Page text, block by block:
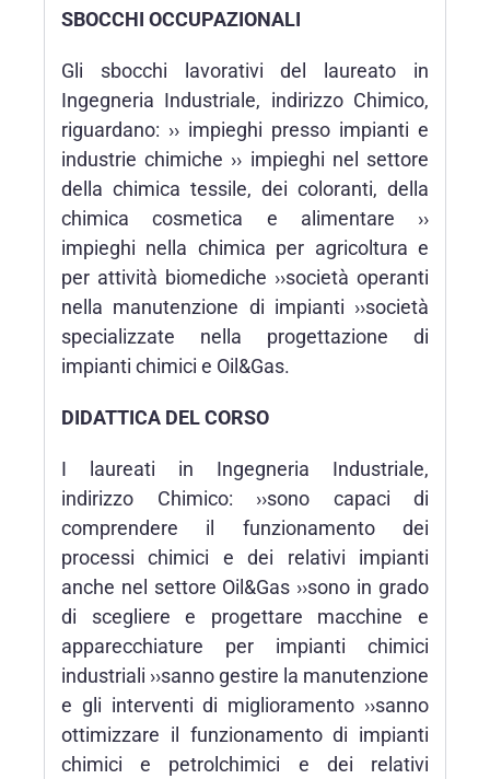
SBOCCHI OCCUPAZIONALI
Gli sbocchi lavorativi del laureato in
Ingegneria Industriale, indirizzo Chimico,
riguardano: ›› impieghi presso impianti e
industrie chimiche ›› impieghi nel settore
della chimica tessile, dei coloranti, della
chimica cosmetica e alimentare ››
impieghi nella chimica per agricoltura e
per attività biomediche ››società operanti
nella manutenzione di impianti ››società
specializzate nella progettazione di
impianti chimici e Oil&Gas.
DIDATTICA DEL CORSO
I laureati in Ingegneria Industriale,
indirizzo Chimico: ››sono capaci di
comprendere il funzionamento dei
processi chimici e dei relativi impianti
anche nel settore Oil&Gas ››sono in grado
di scegliere e progettare macchine e
apparecchiature per impianti chimici
industriali ››sanno gestire la manutenzione
e gli interventi di miglioramento ››sanno
ottimizzare il funzionamento di impianti
chimici e petrolchimici e dei relativi